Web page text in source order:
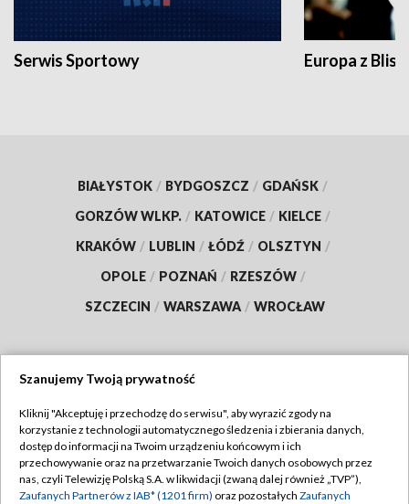
Serwis Sportowy Europa z
BIAŁYSTOK / BYDGOSZCZ / GDAŃSK /
GORZÓW WLKP. / KATOWICE / KIELCE /
KRAKÓW / LUBLIN / ŁÓDŹ / OLSZTYN /
OPOLE / POZNAŃ / RZESZÓW /
SZCZECIN / WARSZAWA / WROCŁAW
TVP
Abonament TVP
Emisja w TVP
Regulamin TVP
Polityka prywatności
Szanujemy Twoją prywatność
Kliknij "Akceptuję i przechodzę do serwisu", aby wyrazić zgody na
korzystanie z technologii automatycznego śledzenia i zbierania danych,
dostęp do informacji na Twoim urządzeniu końcowym i ich
przechowywanie oraz na przetwarzanie Twoich danych osobowych przez
nas, czyli Telewizję Polską S.A. w likwidacji (zwaną dalej również „TVP”),
Zaufanych Partnerów z IAB* (1201 firm) oraz pozostałych Zaufanych